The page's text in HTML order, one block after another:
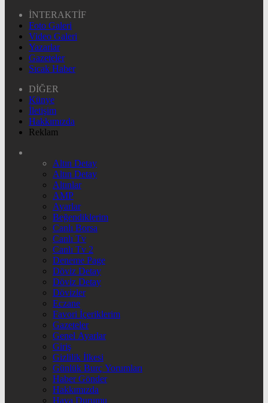
İNTERAKTİF
Foto Galeri
Video Galeri
Yazarlar
Gazeteler
Sıcak Haber
DİĞER
Künye
İletişim
Hakkımızda
Reklam
Altın Detay
Altın Detay
Altınlar
AMP
Ayarlar
Beğendiklerim
Canlı Borsa
Canlı Tv
Canlı Tv 2
Deneme Page
Döviz Detay
Döviz Detay
Dövizler
Eczane
Favori İçeriklerim
Gazeteler
Genel Ayarlar
Giriş
Gizlilik İlkesi
Günlük Burç Yorumları
Haber Gönder
Hakkımızda
Hava Durumu